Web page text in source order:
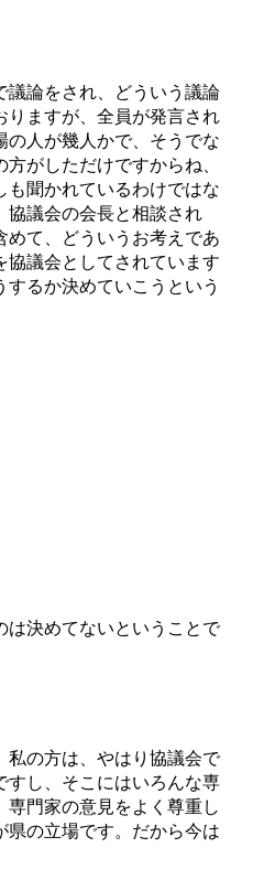
論をされ、どういう議論
りますが、全員が発言され
人が幾人かで、そうでな
がしただけですからね、
聞かれているわけではな
協議会の会長と相談され
て、どういうお考えであ
協議会としてされています
るか決めていこうという
決めてないということで
の方は、やはり協議会で
し、そこにはいろんな専
門家の意見をよく尊重し
の立場です。だから今は